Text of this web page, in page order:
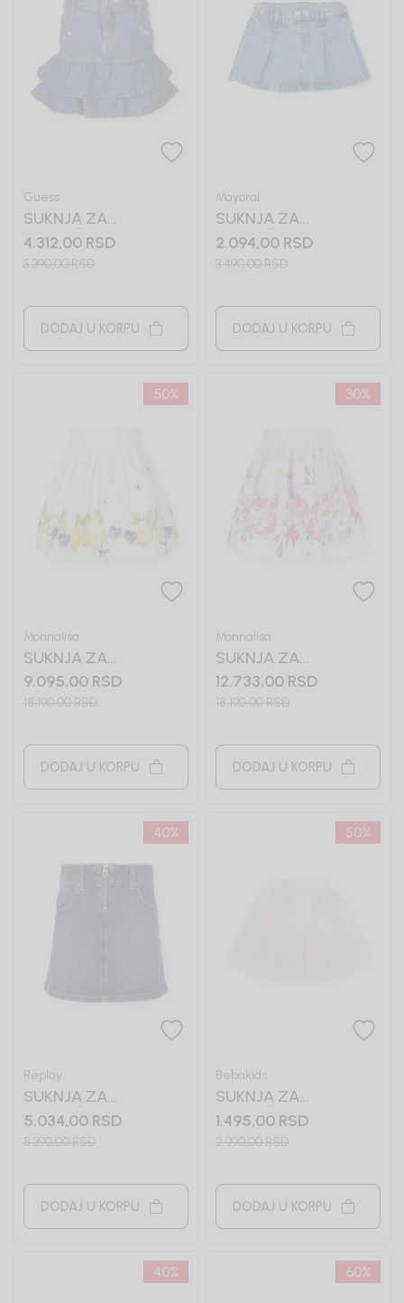
Guess
SUKNJA ZA
DEVOJČICE GUESS
4.312,00 RSD
5.390,00RSD
DODAJ U KORPU
Mayoral
SUKNJA ZA
DEVOJČICE MAYORAL
2.094,00 RSD
3.490,00RSD
DODAJ U KORPU
50%
Monnalisa
SUKNJA ZA
DEVOJČICE
MONNALISA
9.095,00 RSD
18.190,00RSD
DODAJ U KORPU
30%
Monnalisa
SUKNJA ZA
DEVOJČICE
MONNALISA
12.733,00 RSD
18.190,00RSD
DODAJ U KORPU
40%
Replay
SUKNJA ZA
DEVOJČICE REPLAY
5.034,00 RSD
8.390,00RSD
DODAJ U KORPU
50%
Bebakids
SUKNJA ZA
DEVOJČICE
ALEXANDRA
1.495,00 RSD
2.990,00RSD
DODAJ U KORPU
40% 60%